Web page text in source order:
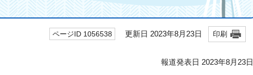
ページID 1056538 更新日 2023年8月23日 印刷
報道発表日 2023年8月23日